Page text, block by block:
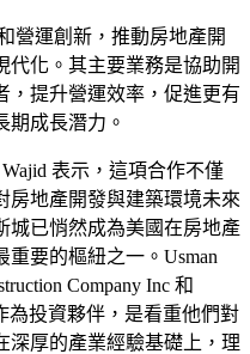
營運創新，推動房地產開
代化。其主要業務是協助開
，提升營運效率，促進更有
期成長潛力。
Wajid 表示，這項合作不僅
房地產開發與建築環境未來
城已悄然成為美國在房地產
要的樞紐之一。Usman
Company Inc 和
為投資夥伴，是看重他們對
深厚的產業經驗基礎上，理